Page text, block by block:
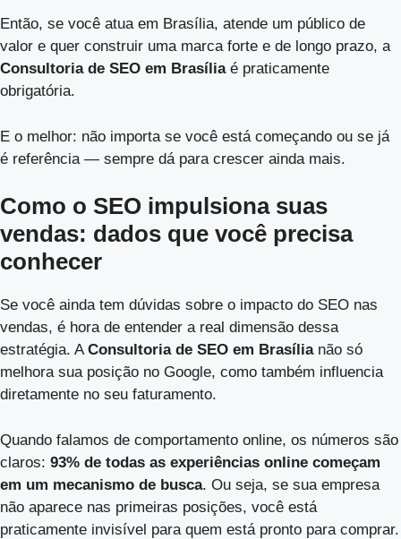
Então, se você atua em Brasília, atende um público de
valor e quer construir uma marca forte e de longo prazo, a
Consultoria de SEO em Brasíliaé praticamente
obrigatória.
E o melhor: não importa se você está começando ou se já
é referência — sempre dá para crescer ainda mais.
Como o SEO impulsiona suas
vendas: dados que você precisa
conhecer
Se você ainda tem dúvidas sobre o impacto do SEO nas
vendas, é hora de entender a real dimensão dessa
estratégia. AConsultoria de SEO em Brasílianão só
melhora sua posição no Google, como também influencia
diretamente no seu faturamento.
Quando falamos de comportamento online, os números são
claros: 93% de todas as experiências online começam
em um mecanismo de busca. Ou seja, se sua empresa
não aparece nas primeiras posições, você está
praticamente invisível para quem está pronto para comprar.